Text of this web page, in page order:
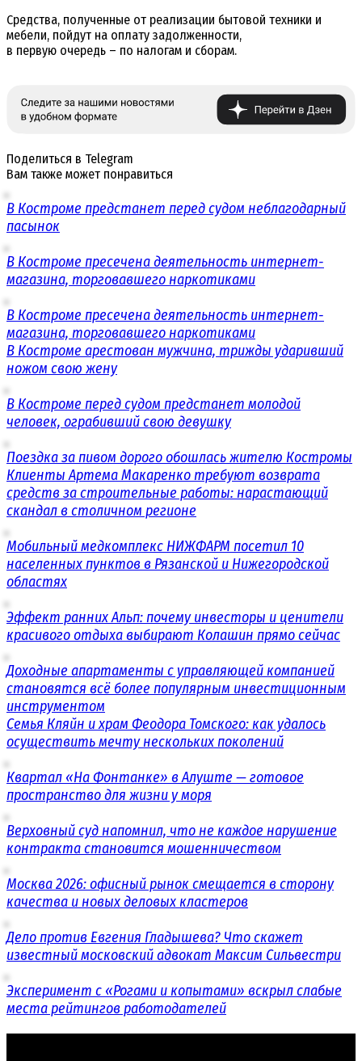
Средства, полученные от реализации бытовой техники и
мебели, пойдут на оплату задолженности,
в первую очередь – по налогам и сборам.
Поделиться в Telegram
Вам также может понравиться
В Костроме предстанет перед судом неблагодарный
пасынок
В Костроме пресечена деятельность интернет-
магазина, торговавшего наркотиками
В Костроме пресечена деятельность интернет-
магазина, торговавшего наркотиками
В Костроме арестован мужчина, трижды ударивший
ножом свою жену
В Костроме перед судом предстанет молодой
человек, ограбивший свою девушку
Поездка за пивом дорого обошлась жителю Костромы
Клиенты Артема Макаренко требуют возврата
средств за строительные работы: нарастающий
скандал в столичном регионе
Мобильный медкомплекс НИЖФАРМ посетил 10
населенных пунктов в Рязанской и Нижегородской
областях
Эффект ранних Альп: почему инвесторы и ценители
красивого отдыха выбирают Колашин прямо сейчас
Доходные апартаменты с управляющей компанией
становятся всё более популярным инвестиционным
инструментом
Семья Кляйн и храм Феодора Томского: как удалось
осуществить мечту нескольких поколений
Квартал «На Фонтанке» в Алуште — готовое
пространство для жизни у моря
Верховный суд напомнил, что не каждое нарушение
контракта становится мошенничеством
Москва 2026: офисный рынок смещается в сторону
качества и новых деловых кластеров
Дело против Евгения Гладышева? Что скажет
известный московский адвокат Максим Сильвестри
Эксперимент с «Рогами и копытами» вскрыл слабые
места рейтингов работодателей